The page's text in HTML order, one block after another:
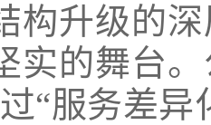
构升级的
实的舞台
“服务差